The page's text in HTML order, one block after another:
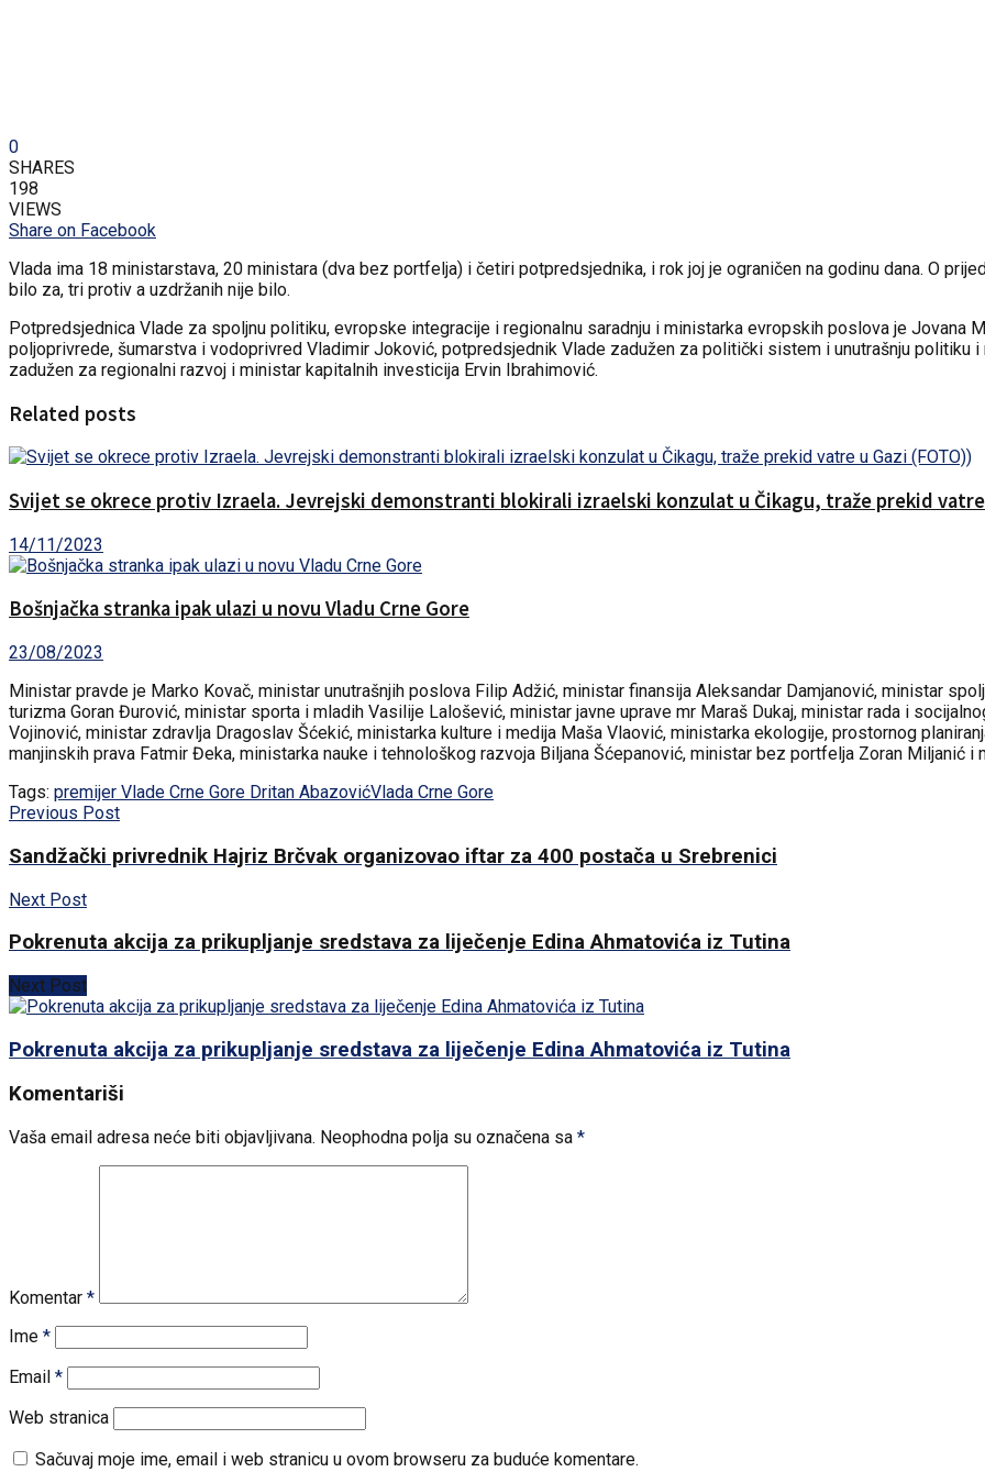
0
SHARES
198
VIEWS
Share on Facebook
Vlada ima 18 ministarstava, 20 ministara (dva bez portfelja) i četiri potpredsjednika, i rok joj je ograničen na godinu dana. O
bilo za, tri protiv a uzdržanih nije bilo.
Potpredsjednica Vlade za spoljnu politiku, evropske integracije i regionalnu saradnju i ministarka evropskih poslova je
poljoprivrede, šumarstva i vodoprivred Vladimir Joković, potpredsjednik Vlade zadužen za politički sistem i unutrašnju politiku
zadužen za regionalni razvoj i ministar kapitalnih investicija Ervin Ibrahimović.
Related posts
Svijet se okrece protiv Izraela. Jevrejski demonstranti blokirali izraelski konzulat u Čikagu, traže prekid vatre
14/11/2023
Bošnjačka stranka ipak ulazi u novu Vladu Crne Gore
23/08/2023
Ministar pravde je Marko Kovač, ministar unutrašnjih poslova Filip Adžić, ministar finansija Aleksandar Damjanović, ministar
turizma Goran Đurović, ministar sporta i mladih Vasilije Lalošević, ministar javne uprave mr Maraš Dukaj, ministar rada i
Vojinović, ministar zdravlja Dragoslav Šćekić, ministarka kulture i medija Maša Vlaović, ministarka ekologije, prostornog
manjinskih prava Fatmir Đeka, ministarka nauke i tehnološkog razvoja Biljana Šćepanović, ministar bez portfelja Zoran Miljanić
Tags: premijer Vlade Crne Gore Dritan AbazovićVlada Crne Gore
Previous Post
Sandžački privrednik Hajriz Brčvak organizovao iftar za 400 postača u Srebrenici
Next Post
Pokrenuta akcija za prikupljanje sredstava za liječenje Edina Ahmatovića iz Tutina
Next Post
Pokrenuta akcija za prikupljanje sredstava za liječenje Edina Ahmatovića iz Tutina
Komentariši
Vaša email adresa neće biti objavljivana. Neophodna polja su označena sa *
Komentar *
Ime *
Email *
Web stranica
Sačuvaj moje ime, email i web stranicu u ovom browseru za buduće komentare.